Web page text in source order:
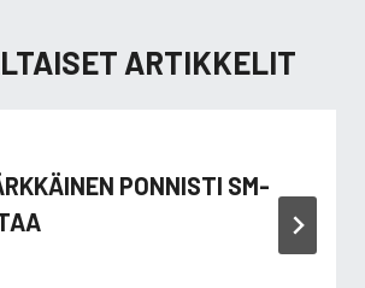
ARTIKKELIT
PONNISTI SM-